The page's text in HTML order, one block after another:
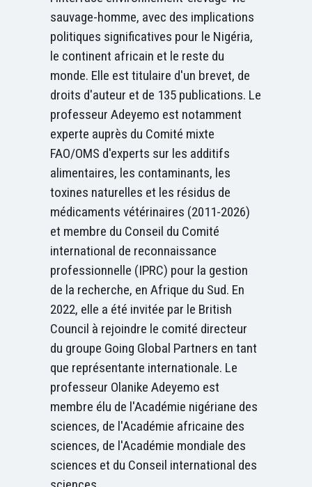
sauvage-homme, avec des implications
politiques significatives pour le Nigéria,
le continent africain et le reste du
monde. Elle est titulaire d'un brevet, de
droits d'auteur et de 135 publications. Le
professeur Adeyemo est notamment
experte auprès du Comité mixte
FAO/OMS d'experts sur les additifs
alimentaires, les contaminants, les
toxines naturelles et les résidus de
médicaments vétérinaires (2011-2026)
et membre du Conseil du Comité
international de reconnaissance
professionnelle (IPRC) pour la gestion
de la recherche, en Afrique du Sud. En
2022, elle a été invitée par le British
Council à rejoindre le comité directeur
du groupe Going Global Partners en tant
que représentante internationale. Le
professeur Olanike Adeyemo est
membre élu de l'Académie nigériane des
sciences, de l'Académie africaine des
sciences, de l'Académie mondiale des
sciences et du Conseil international des